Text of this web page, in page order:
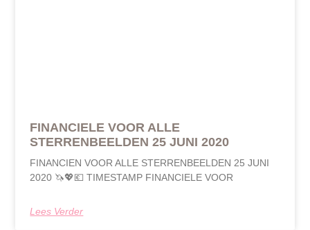
FINANCIELE VOOR ALLE
STERRENBEELDEN 25 JUNI 2020
FINANCIEN VOOR ALLE STERRENBEELDEN 25 JUNI
2020 🦄💖💶 TIMESTAMP FINANCIELE VOOR
Lees Verder